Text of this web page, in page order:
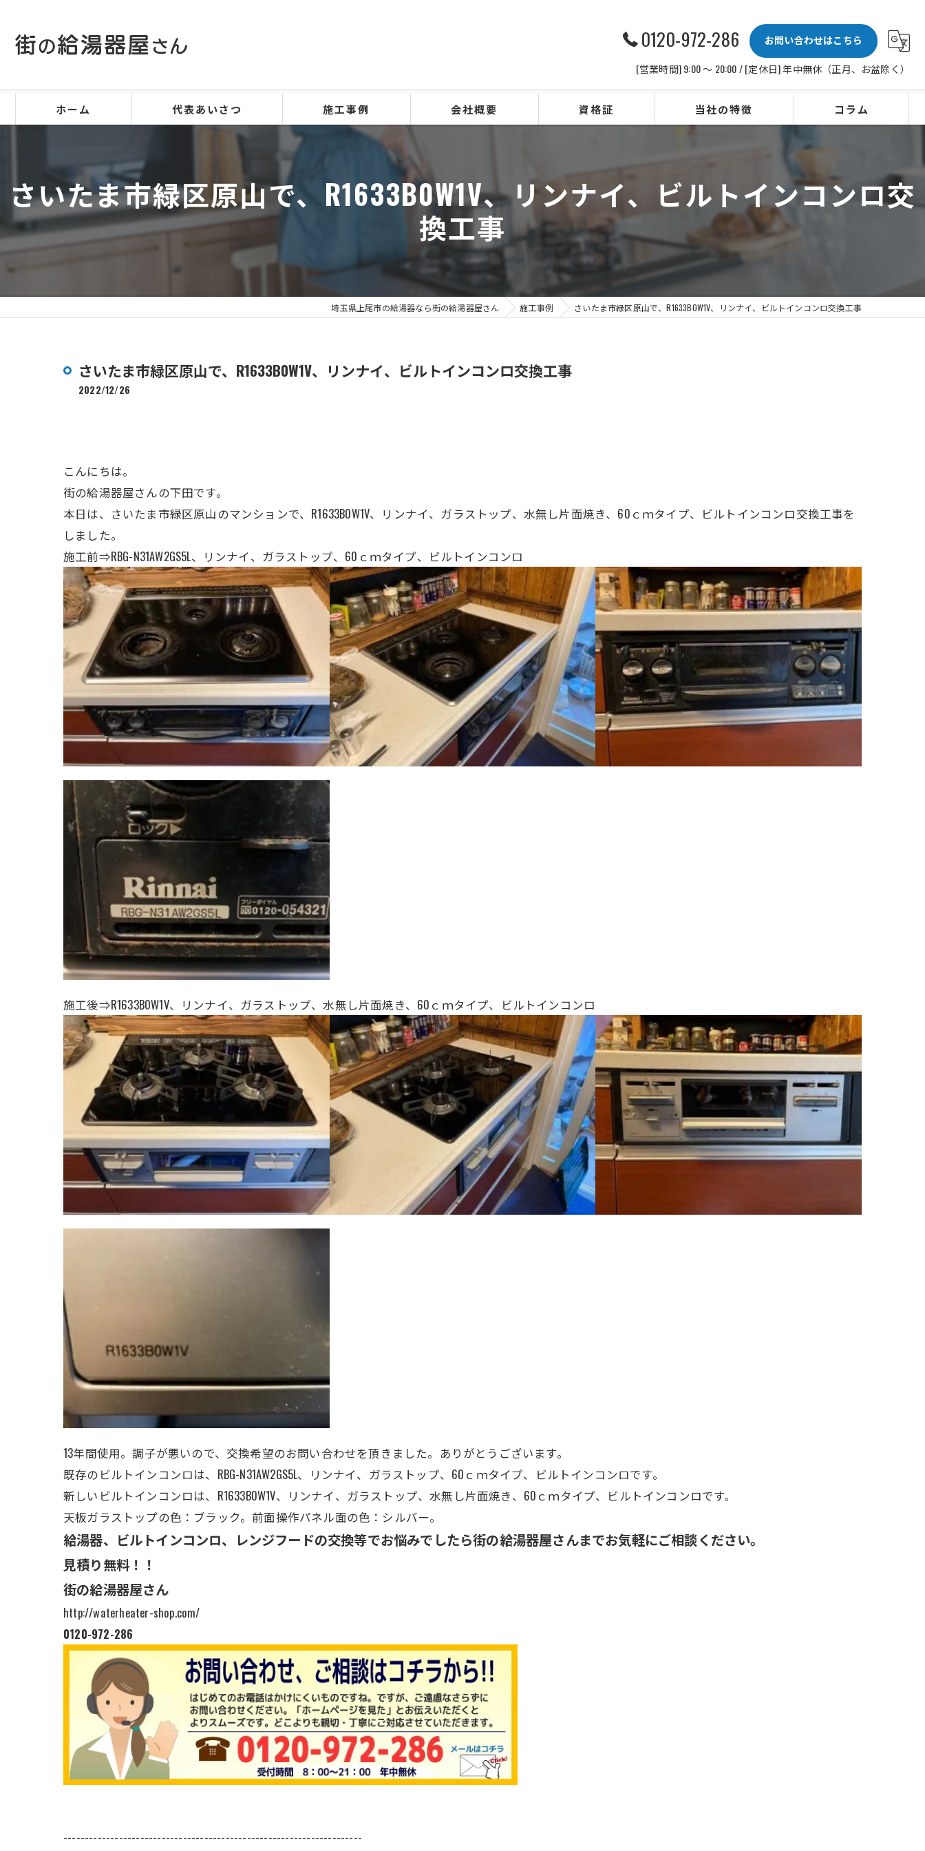
0120-972-286
お問い合わせはこちら
[営業時間] 9:00 〜 20:00 / [定休日] 年中無休（正月、お盆除く）
ホーム 代表あいさつ 施工事例 会社概要 資格証 当社の特徴
レンジフード
IHクッキングヒーター
ビルトイン食洗機
浴室換気扇
コラム
さいたま市緑区原山で、R1633B0W1V、リンナイ、ビルトインコンロ交
換工事
埼玉県上尾市の給湯器なら街の給湯器屋さん 施工事例 さいたま市緑区原山で、R1633B0W1V、リンナイ、ビルトインコンロ交換工事
さいたま市緑区原山で、R1633B0W1V、リンナイ、ビルトインコンロ交換工事
2022/12/26
こんにちは。
街の給湯器屋さんの下田です。
本日は、さいたま市緑区原山のマンションで、R1633B0W1V、リンナイ、 ガラストップ、水無し片面焼き、 60ｃｍタイプ、ビルトインコンロ交換工事を
しました。
施工前⇒RBG-N31AW2GS5L、リンナイ、ガラストップ、60ｃｍタイプ、ビルトインコンロ
施工後⇒R1633B0W1V、リンナイ、 ガラストップ、水無し片面焼き、 60ｃｍタイプ、ビルトインコンロ
13年間使用。調子が悪いので、交換希望のお問い合わせを頂きました。ありがとうございます。
既存のビルトインコンロは、RBG-N31AW2GS5L、リンナイ、ガラストップ、60ｃｍタイプ、ビルトインコンロです。
新しいビルトインコンロは、 R1633B0W1V、リンナイ、 ガラストップ、水無し片面焼き、 60ｃｍタイプ、ビルトインコンロです。
天板ガラストップの色：ブラック。前面操作パネル面の色：シルバー。
給湯器、ビルトインコンロ、レンジフードの交換等でお悩みでしたら街の給湯器屋さんまでお気軽にご相談ください。
見積り無料！！
街の給湯器屋さん
http://waterheater-shop.com/
0120-972-286
----------------------------------------------------------------------